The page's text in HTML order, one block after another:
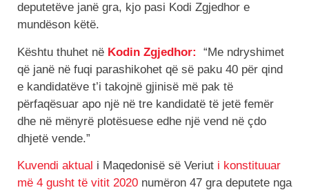
deputetëve janë gra, kjo pasi Kodi Zgjedhor e
mundëson këtë.
Kështu thuhet në Kodin Zgjedhor:
“Me ndryshimet
që janë në fuqi parashikohet që së paku 40 për qind
e kandidatëve t’i takojnë gjinisë më pak të
përfaqësuar apo një në tre kandidatë të jetë femër
dhe në mënyrë plotësuese edhe një vend në çdo
dhjetë vende.”
Kuvendi aktual i Maqedonisë së Veriut i konstituuar
më 4 gusht të vitit 2020 numëron 47 gra deputete nga